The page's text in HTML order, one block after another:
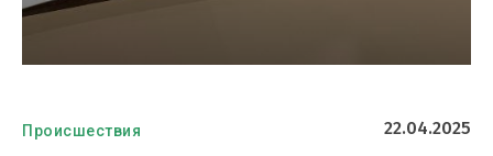
Происшествия 22.04.2025